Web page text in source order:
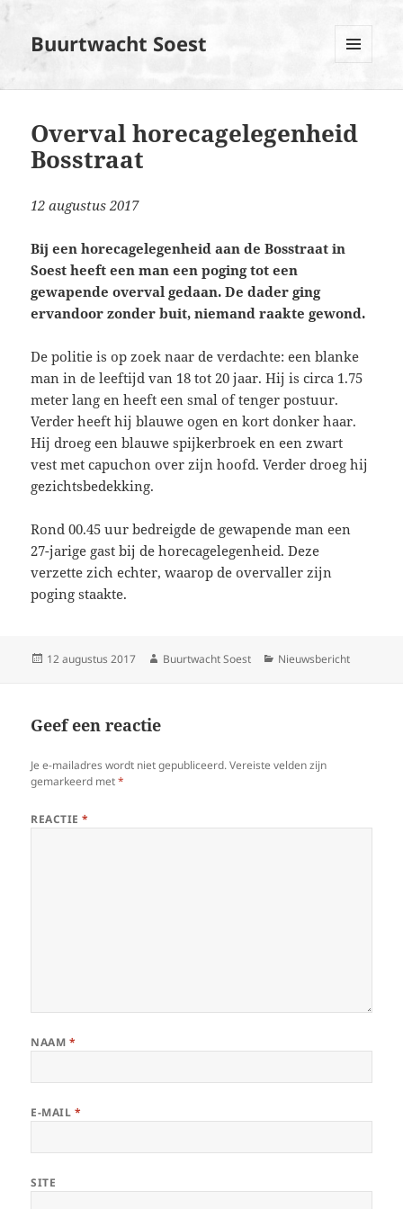
Buurtwacht Soest
EN
Overval horecagelegenheid
Bosstraat
12 augustus 2017
Bij een horecagelegenheid aan de Bosstraat in
Soest heeft een man een poging tot een
gewapende overval gedaan. De dader ging
ervandoor zonder buit, niemand raakte gewond.
De politie is op zoek naar de verdachte: een blanke
man in de leeftijd van 18 tot 20 jaar. Hij is circa 1.75
meter lang en heeft een smal of tenger postuur.
Verder heeft hij blauwe ogen en kort donker haar.
Hij droeg een blauwe spijkerbroek en een zwart
vest met capuchon over zijn hoofd. Verder droeg hij
gezichtsbedekking.
Rond 00.45 uur bedreigde de gewapende man een
27-jarige gast bij de horecagelegenheid. Deze
verzette zich echter, waarop de overvaller zijn
poging staakte.
Geplaatst
12 augustus 2017 Auteur
Buurtwacht Soest Categorieën
Nieuwsbericht
Geef een reactie
Je e-mailadres wordt niet gepubliceerd. Vereiste velden zijn
gemarkeerd met*
REACTIE*
NAAM *
E-MAIL *
SITE